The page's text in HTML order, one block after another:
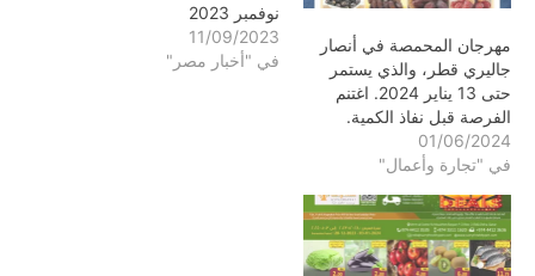
مهرجان المحمصة في أنصار
جاليري قطر، والذي يستمر
حتى 13 يناير 2024. اغتنم
الفرصة قبل نفاذ الكمية.
01/06/2024
في "تجارة وأعمال"
نوفمبر 2023
11/09/2023
في "أخبار مصر"